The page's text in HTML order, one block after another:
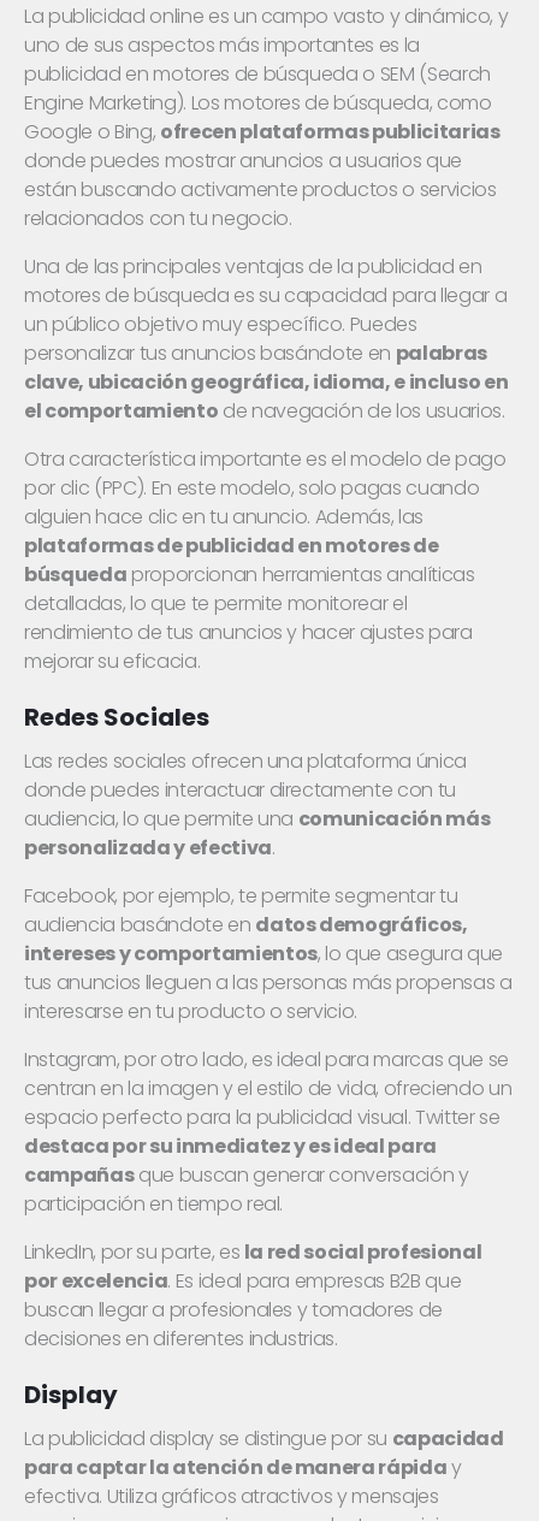
La publicidad online es un campo vasto y dinámico, y
uno de sus aspectos más importantes es la
publicidad en motores de búsqueda o SEM (Search
Engine Marketing). Los motores de búsqueda, como
Google o Bing, ofrecen plataformas publicitarias
donde puedes mostrar anuncios a usuarios que
están buscando activamente productos o servicios
relacionados con tu negocio.
Una de las principales ventajas de la publicidad en
motores de búsqueda es su capacidad para llegar a
un público objetivo muy específico. Puedes
personalizar tus anuncios basándote en palabras
clave, ubicación geográfica, idioma, e incluso en
el comportamiento de navegación de los usuarios.
Otra característica importante es el modelo de pago
por clic (PPC). En este modelo, solo pagas cuando
alguien hace clic en tu anuncio. Además, las
plataformas de publicidad en motores de
búsqueda proporcionan herramientas analíticas
detalladas, lo que te permite monitorear el
rendimiento de tus anuncios y hacer ajustes para
mejorar su eficacia.
Redes Sociales
Las redes sociales ofrecen una plataforma única
donde puedes interactuar directamente con tu
audiencia, lo que permite una comunicación más
personalizada y efectiva.
Facebook, por ejemplo, te permite segmentar tu
audiencia basándote en datos demográficos,
intereses y comportamientos, lo que asegura que
tus anuncios lleguen a las personas más propensas a
interesarse en tu producto o servicio.
Instagram, por otro lado, es ideal para marcas que se
centran en la imagen y el estilo de vida, ofreciendo un
espacio perfecto para la publicidad visual. Twitter se
destaca por su inmediatez y es ideal para
campañasque buscan generar conversación y
participación en tiempo real.
LinkedIn, por su parte, es la red social profesional
por excelencia. Es ideal para empresas B2B que
buscan llegar a profesionales y tomadores de
decisiones en diferentes industrias.
Display
La publicidad display se distingue por su capacidad
para captar la atención de manera rápiday
efectiva. Utiliza gráficos atractivos y mensajes